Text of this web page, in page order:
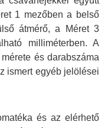
1 mezőben a belső
átmérő, a Méret 3
milliméterben. A
és darabszáma
ismert egyéb jelölései
és az elérhető